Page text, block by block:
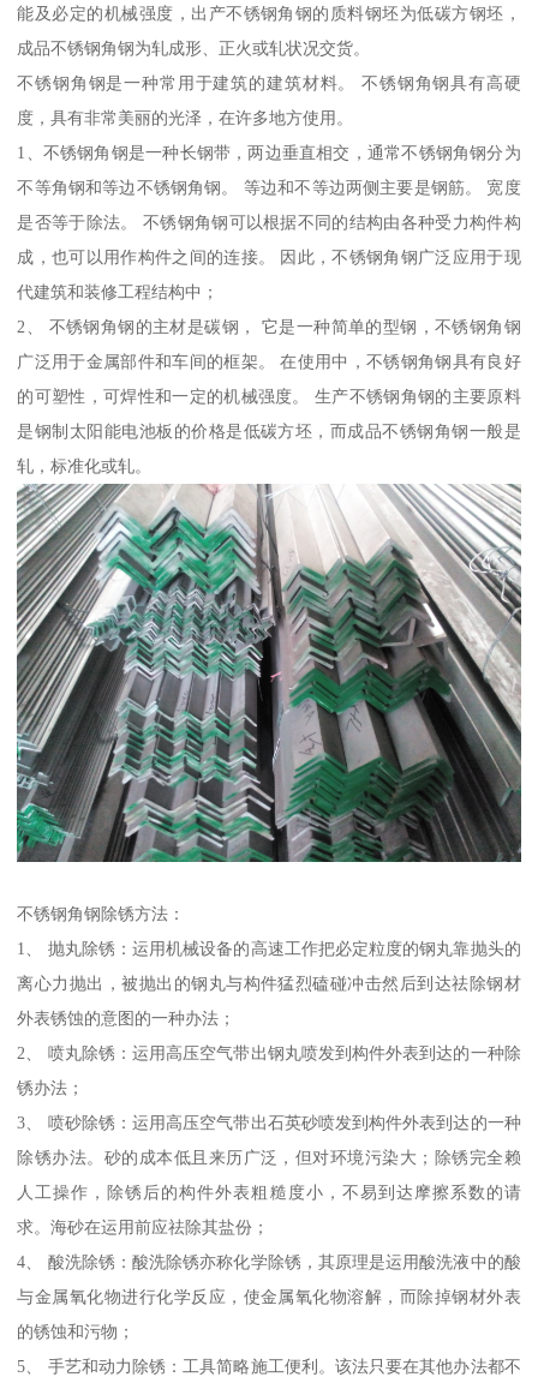
能及必定的机械强度，出产不锈钢角钢的质料钢坯为低碳方钢坯，
成品不锈钢角钢为轧成形、正火或轧状况交货。
不锈钢角钢是一种常用于建筑的建筑材料。 不锈钢角钢具有高硬
度，具有非常美丽的光泽，在许多地方使用。
1、不锈钢角钢是一种长钢带，两边垂直相交，通常不锈钢角钢分为
不等角钢和等边不锈钢角钢。 等边和不等边两侧主要是钢筋。 宽度
是否等于除法。 不锈钢角钢可以根据不同的结构由各种受力构件构
成，也可以用作构件之间的连接。 因此，不锈钢角钢广泛应用于现
代建筑和装修工程结构中；
2、 不锈钢角钢的主材是碳钢， 它是一种简单的型钢，不锈钢角钢
广泛用于金属部件和车间的框架。 在使用中，不锈钢角钢具有良好
的可塑性，可焊性和一定的机械强度。 生产不锈钢角钢的主要原料
是钢制太阳能电池板的价格是低碳方坯，而成品不锈钢角钢一般是
轧，标准化或轧。
不锈钢角钢除锈方法：
1、 抛丸除锈：运用机械设备的高速工作把必定粒度的钢丸靠抛头的
离心力抛出，被抛出的钢丸与构件猛烈磕碰冲击然后到达祛除钢材
外表锈蚀的意图的一种办法；
2、 喷丸除锈：运用高压空气带出钢丸喷发到构件外表到达的一种除
锈办法；
3、 喷砂除锈：运用高压空气带出石英砂喷发到构件外表到达的一种
除锈办法。砂的成本低且来历广泛，但对环境污染大；除锈完全赖
人工操作，除锈后的构件外表粗糙度小，不易到达摩擦系数的请
求。海砂在运用前应祛除其盐份；
4、 酸洗除锈：酸洗除锈亦称化学除锈，其原理是运用酸洗液中的酸
与金属氧化物进行化学反应，使金属氧化物溶解，而除掉钢材外表
的锈蚀和污物；
5、 手艺和动力除锈：工具简略施工便利。该法只要在其他办法都不